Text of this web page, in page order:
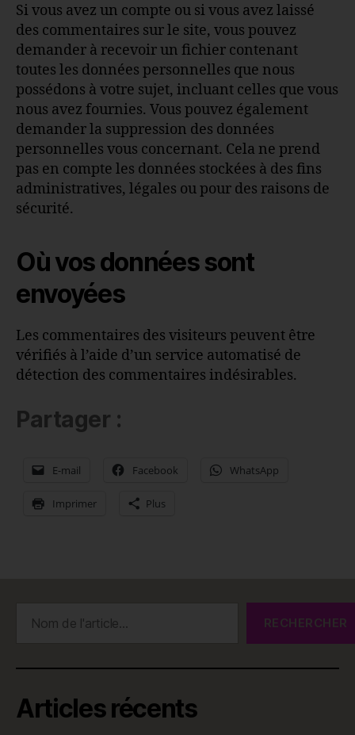
Si vous avez un compte ou si vous avez laissé
des commentaires sur le site, vous pouvez
demander à recevoir un fichier contenant
toutes les données personnelles que nous
possédons à votre sujet, incluant celles que vous
nous avez fournies. Vous pouvez également
demander la suppression des données
personnelles vous concernant. Cela ne prend
pas en compte les données stockées à des fins
administratives, légales ou pour des raisons de
sécurité.
Où vos données sont
envoyées
Les commentaires des visiteurs peuvent être
vérifiés à l’aide d’un service automatisé de
détection des commentaires indésirables.
Partager :
E-mail Facebook WhatsApp
Imprimer Plus
RECHERCHER
Articles récents